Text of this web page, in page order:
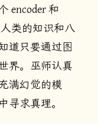
encoder 和
类的知识和八
道只要通过图
界。巫师认真
满幻觉的模
求真理。